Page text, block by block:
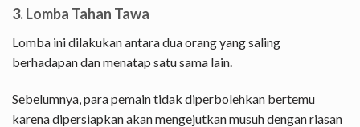
3. Lomba Tahan Tawa
Lomba ini dilakukan antara dua orang yang saling
berhadapan dan menatap satu sama lain.
Sebelumnya, para pemain tidak diperbolehkan bertemu
karena dipersiapkan akan mengejutkan musuh dengan riasan